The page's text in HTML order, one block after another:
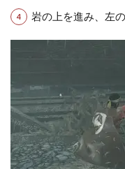
岩の上を進み、左